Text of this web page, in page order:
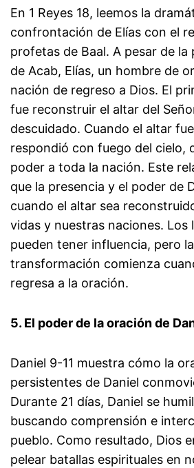
En 1 Reyes 18, leemos la
confrontación de Elías con el
profetas de Baal. A pesar de
de Acab, Elías, un hombre de
nación de regreso a Dios. El
fue reconstruir el altar del
descuidado. Cuando el altar
respondió con fuego del cielo,
poder a toda la nación. Este
que la presencia y el poder de
cuando el altar sea
vidas y nuestras naciones. Los
pueden tener influencia, pero
transformación comienza
regresa a la oración.
5. El poder de la oración de
Daniel 9-11 muestra cómo la
persistentes de Daniel
Durante 21 días, Daniel se
buscando comprensión e
pueblo. Como resultado, Dios
pelear batallas espirituales en